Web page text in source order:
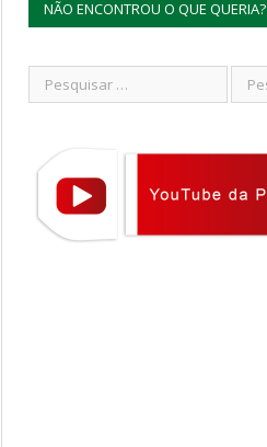
NÃO ENCONTROU O QUE QUERIA?